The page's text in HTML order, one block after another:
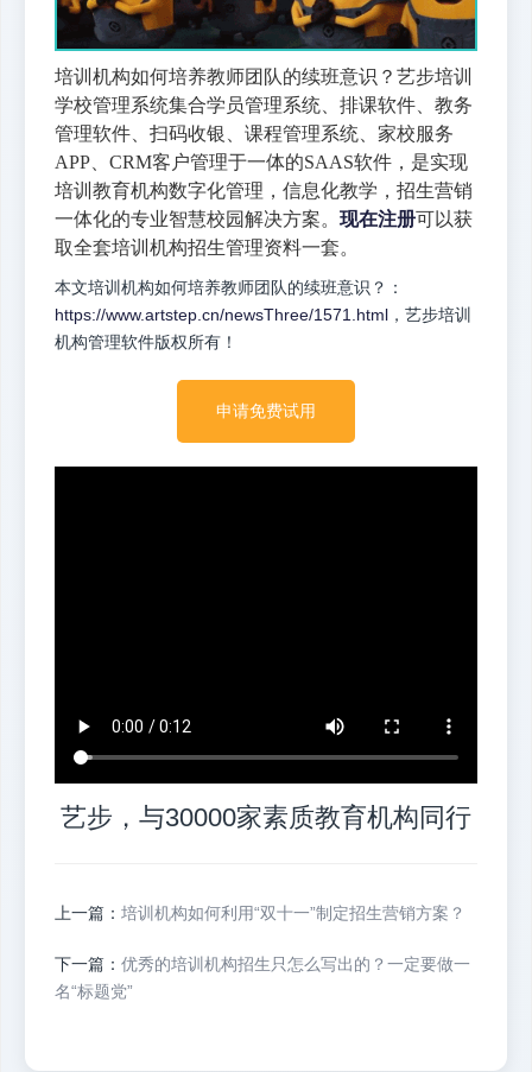
培训机构如何培养教师团队的续班意识？艺步培训
学校管理系统集合学员管理系统、排课软件、教务
管理软件、扫码收银、课程管理系统、家校服务
APP、CRM客户管理于一体的SAAS软件，是实现
培训教育机构数字化管理，信息化教学，招生营销
一体化的专业智慧校园解决方案。 现在注册可以获
取全套培训机构招生管理资料一套。
本文培训机构如何培养教师团队的续班意识？：
https://www.artstep.cn/newsThree/1571.html ，艺步培训
机构管理软件版权所有！
申请免费试用
艺步，与30000家素质教育机构同行
上一篇： 培训机构如何利用“双十一”制定招生营销方案？
下一篇： 优秀的培训机构招生只怎么写出的？一定要做一
名“标题党”